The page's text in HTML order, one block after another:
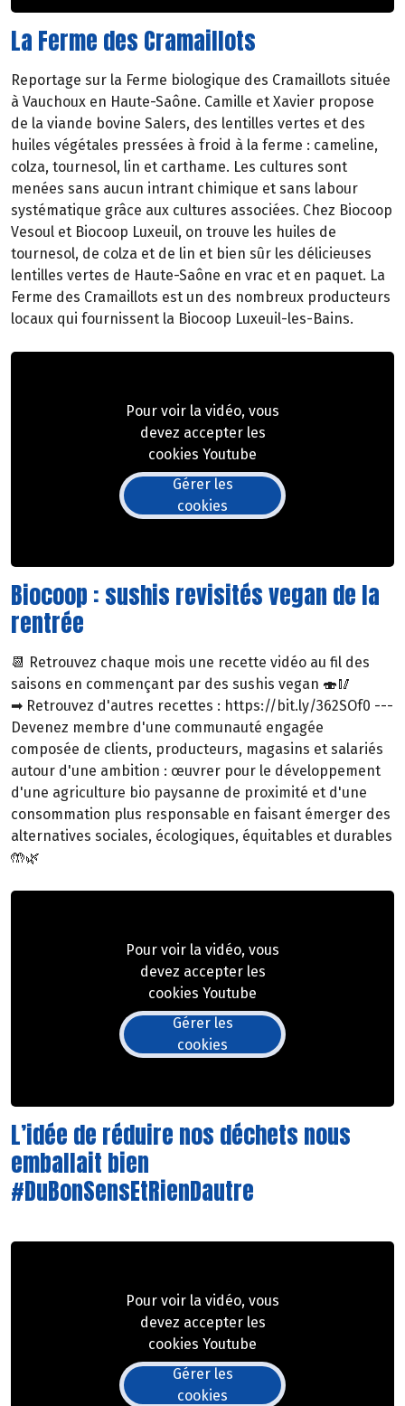
La Ferme des Cramaillots
Reportage sur la Ferme biologique des Cramaillots située
à Vauchoux en Haute-Saône. Camille et Xavier propose
de la viande bovine Salers, des lentilles vertes et des
huiles végétales pressées à froid à la ferme : cameline,
colza, tournesol, lin et carthame. Les cultures sont
menées sans aucun intrant chimique et sans labour
systématique grâce aux cultures associées. Chez Biocoop
Vesoul et Biocoop Luxeuil, on trouve les huiles de
tournesol, de colza et de lin et bien sûr les délicieuses
lentilles vertes de Haute-Saône en vrac et en paquet. La
Ferme des Cramaillots est un des nombreux producteurs
locaux qui fournissent la Biocoop Luxeuil-les-Bains.
Pour voir la vidéo, vous
devez accepter les
cookies Youtube
Gérer les
cookies
Biocoop : sushis revisités vegan de la
rentrée
📆 Retrouvez chaque mois une recette vidéo au fil des
saisons en commençant par des sushis vegan 🍣🥢
➡ Retrouvez d'autres recettes : https://bit.ly/362SOf0 ---
Devenez membre d'une communauté engagée
composée de clients, producteurs, magasins et salariés
autour d'une ambition : œuvrer pour le développement
d'une agriculture bio paysanne de proximité et d'une
consommation plus responsable en faisant émerger des
alternatives sociales, écologiques, équitables et durables
🤲🌿
Pour voir la vidéo, vous
devez accepter les
cookies Youtube
Gérer les
cookies
L’idée de réduire nos déchets nous
emballait bien
#DuBonSensEtRienDautre
Pour voir la vidéo, vous
devez accepter les
cookies Youtube
Gérer les
cookies